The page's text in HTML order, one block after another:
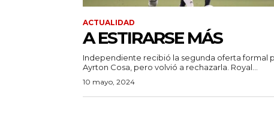
ACTUALIDAD
A ESTIRARSE MÁS
Independiente recibió la segunda oferta formal
Ayrton Cosa, pero volvió a rechazarla. Royal...
10 mayo, 2024